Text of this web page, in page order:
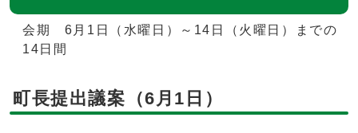
会期 6月1日（水曜日）～14日（火曜日）までの
14日間
町長提出議案（6月1日）